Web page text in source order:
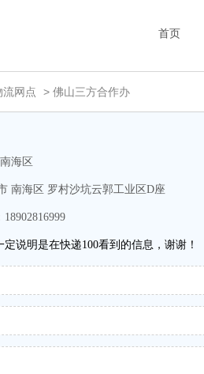
首页
流网点 > 佛山三方合作办
海区
南海区 罗村沙坑云郭工业区D座
说明是在快递100看到的信息，谢谢！